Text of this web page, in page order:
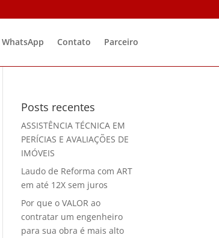
Contato Parceiro
Posts recentes
ASSISTÊNCIA TÉCNICA EM
PERÍCIAS E AVALIAÇÕES DE
IMÓVEIS
Laudo de Reforma com ART
em até 12X sem juros
Por que o VALOR ao
contratar um engenheiro
para sua obra é mais alto